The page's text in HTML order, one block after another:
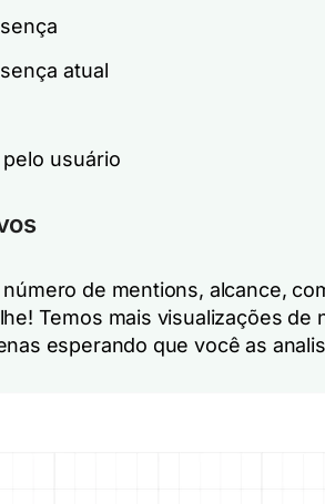
atual
usuário
de mentions, alcance,
Temos mais visualizações de
esperando que você as